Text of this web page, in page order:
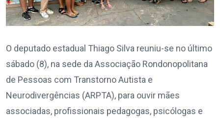
O deputado estadual Thiago Silva reuniu-se no último
sábado (8), na sede da Associação Rondonopolitana
de Pessoas com Transtorno Autista e
Neurodivergências (ARPTA), para ouvir mães
associadas, profissionais pedagogas, psicólogas e